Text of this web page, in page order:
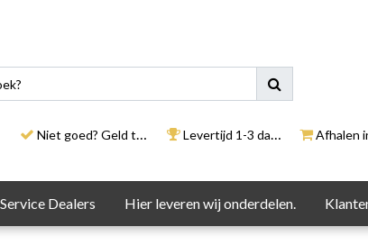
Niet goed? Geld terug Levertijd 1-3 dagen Afhalen in
Dealers Hier leveren wij onderdelen.